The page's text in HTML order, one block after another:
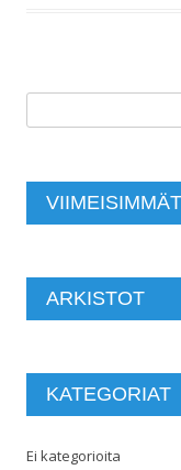
ARKISTOT
KATEGORIAT
Ei kategorioita